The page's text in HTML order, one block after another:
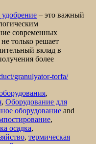
удобрение – это важный
современных
только решает
вклад в
более
granulyator-torfa/
,
, Оборудование для
оборудование and
,
осадка,
, термическая